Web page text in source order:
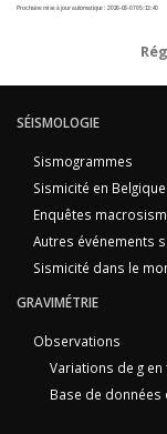
Prochaine mise à jour automatique :2026-08-07 05:13:40
SÉISMOLOGIE
Sismogrammes
Sismicité en Belgique
Enquêtes
Autres événements
Sismicité dans le
GRAVIMÉTRIE
Observations
Variations de g
Base de données